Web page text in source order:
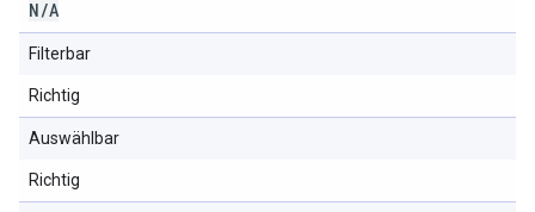
N/A
Filterbar
Richtig
Auswählbar
Richtig